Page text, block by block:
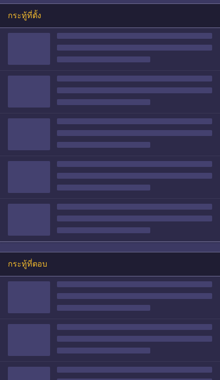
กระทู้ที่ตั้ง
กระทู้ที่ตอบ